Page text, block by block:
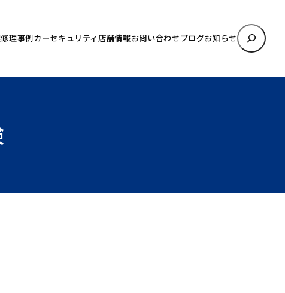
修理事例 カーセキュリティ店舗情報お問い合わせブログお知らせ
検
索